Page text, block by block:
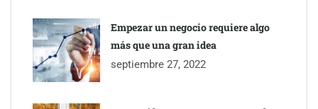
Empezar un negocio requiere algo
más que una gran idea
septiembre 27, 2022